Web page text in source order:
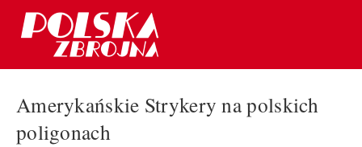
Amerykańskie Strykery na polskich
poligonach